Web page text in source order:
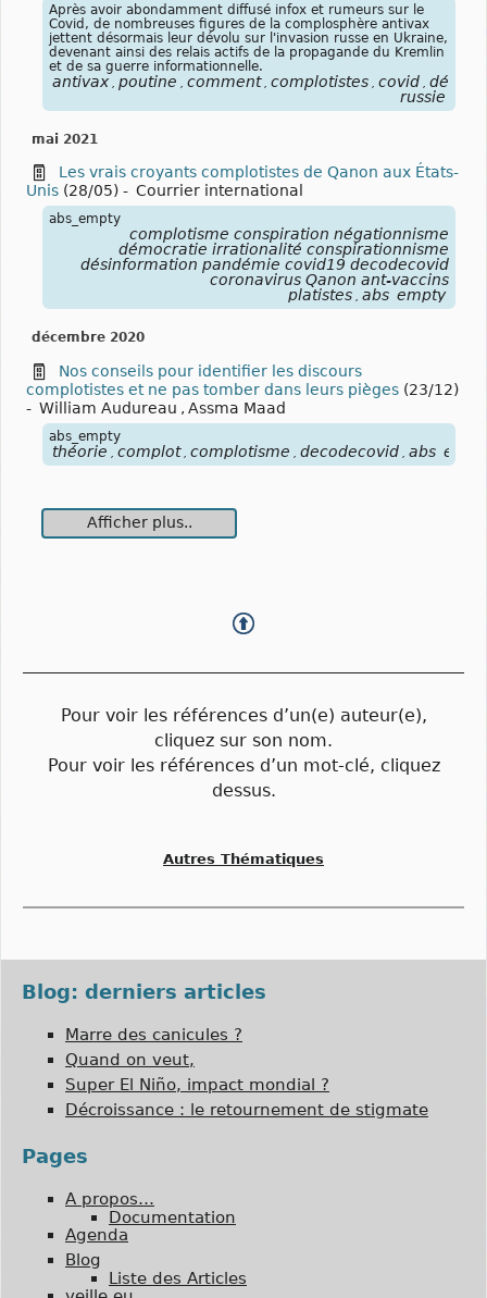
Après avoir abondamment diffusé infox et rumeurs sur le
Covid, de nombreuses figures de la complosphère antivax
jettent désormais leur dévolu sur l'invasion russe en Ukraine,
devenant ainsi des relais actifs de la propagande du Kremlin
et de sa guerre informationnelle.
antivax poutine comment complotistes covid
russie
mai 2021
Les vrais croyants complotistes de Qanon aux États-
Unis (28/05) - Courrier international
abs_empty
complotisme conspiration négationnisme
démocratie irrationalité conspirationnisme
désinformation pandémie covid19 decodecovid
coronavirus Qanon ant-vaccins
platistes , abs_empty
décembre 2020
Nos conseils pour identifier les discours
complotistes et ne pas tomber dans leurs pièges (23/12)
- William Audureau , Assma Maad
abs_empty
théorie , complot , complotisme , decodecovid ,
Afficher plus..
Pour voir les références d’un(e) auteur(e),
cliquez sur son nom.
Pour voir les références d’un mot-clé, cliquez
dessus.
Autres Thématiques
Blog: derniers articles
Marre des canicules ?
Quand on veut,
Super El Niño, impact mondial ?
Décroissance : le retournement de stigmate
Pages
A propos…
Documentation
Agenda
Blog
Liste des Articles